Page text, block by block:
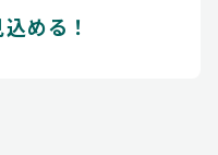
める！